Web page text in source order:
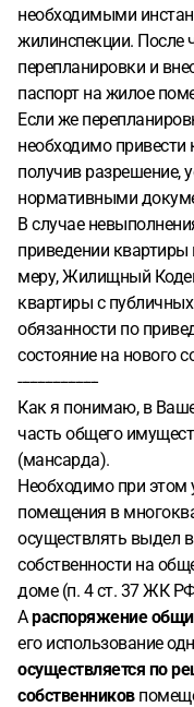
необходимыми
жилинспекции. После
перепланировки и
паспорт на жилое
Если же
необходимо привести
получив разрешение,
нормативными
В случае
приведении
меру, Жилищный
квартиры с
обязанности по
состояние на нового
---------------------
Как я понимаю, в
часть общего
(мансарда).
Необходимо при этом
помещения в
осуществлять выдел
собственности на
доме (п. 4 ст. 37 ЖК
Араспоряжение
его использование
осуществляется по
собственников